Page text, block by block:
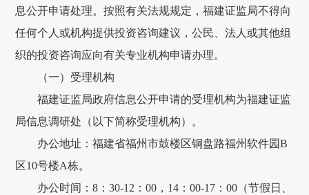
息公开申请处理。按照有关法规规定，福建证监局不得向
任何个人或机构提供投资咨询建议，公民、法人或其他组
织的投资咨询应向有关专业机构申请办理。
（一）受理机构
福建证监局政府信息公开申请的受理机构为福建证监
局信息调研处（以下简称受理机构）。
办公地址：福建省福州市鼓楼区铜盘路福州软件园B
区10号楼A栋。
办公时间：8：30-12：00，14：00-17：00（节假日、